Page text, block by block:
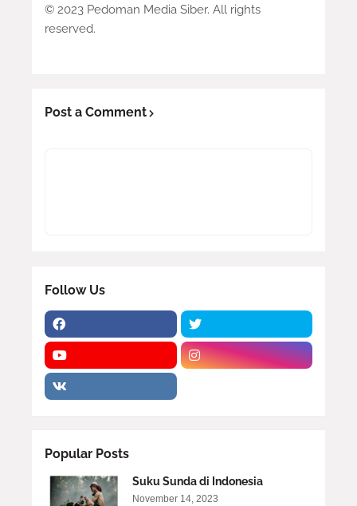
© 2023 Pedoman Media Siber. All rights
reserved.
Post a Comment
Follow Us
Popular Posts
Suku Sunda di Indonesia
November 14, 2023